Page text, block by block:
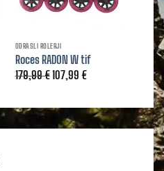
ODRASLI ROLERJI
Roces RADON W tif
179,99€Izvirna
cena
bila:
179,99 €.
107,99 €Trenutna
107,99 €.
ODRASLI